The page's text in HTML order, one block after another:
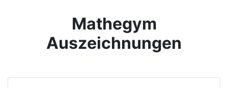
Mathegym
Auszeichnungen